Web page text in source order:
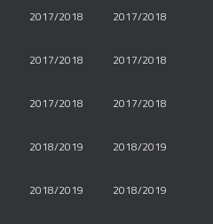
2017/2018 2017/2018
2017/2018 2017/2018
2017/2018 2017/2018
2018/2019 2018/2019
2018/2019 2018/2019